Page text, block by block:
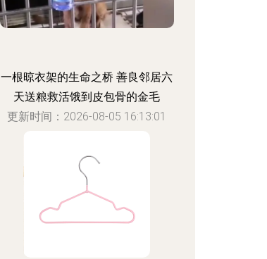
一根晾衣架的生命之桥 善良邻居六
天送粮救活饿到皮包骨的金毛
更新时间：2026-08-05 16:13:01